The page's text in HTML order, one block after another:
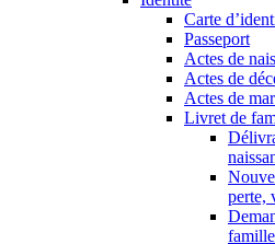
Carte
Passeport
Actes de
Actes de
Actes de
Livret de
perte,